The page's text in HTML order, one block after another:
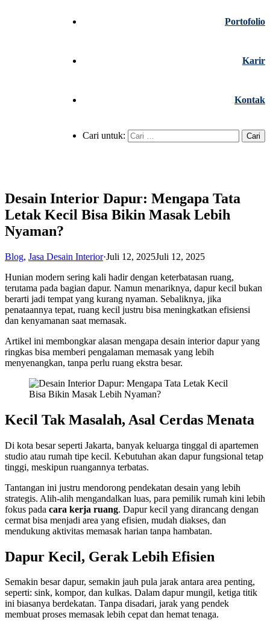
Portofolio
Karir
Kontak
Cari untuk:
Desain Interior Dapur: Mengapa Tata
Letak Kecil Bisa Bikin Masak Lebih
Nyaman?
Blog, Jasa Desain Interior·Juli 12, 2025Juli 12, 2025
Hunian modern sering kali hadir dengan keterbatasan ruang,
terutama pada bagian dapur. Namun menariknya, dapur kecil bukan
berarti jadi tempat yang kurang nyaman. Sebaliknya, jika
penataannya tepat, ruang kecil justru bisa meningkatkan efisiensi
dan kenyamanan saat memasak.
Artikel ini membongkar alasan mengapa desain interior dapur yang
ringkas bisa memberi pengalaman memasak yang lebih
menyenangkan, tanpa perlu ruang ekstra besar.
Kecil Tak Masalah, Asal Cerdas Menata
Di kota besar seperti Jakarta, banyak keluarga tinggal di apartemen
studio atau rumah tipe kecil. Kebutuhan akan dapur fungsional tetap
tinggi, meskipun ruangannya terbatas.
Tantangan ini justru mendorong pendekatan desain yang lebih
strategis. Alih-alih mengandalkan luas, para pemilik rumah kini lebih
fokus pada cara kerja ruang. Dapur kecil yang dirancang dengan
cermat bisa menjadi area yang efisien, mudah diakses, dan
mendukung aktivitas memasak harian tanpa hambatan.
Dapur Kecil, Gerak Lebih Efisien
Semakin besar dapur, semakin jauh pula jarak antara area penting,
seperti: sink, kompor, dan kulkas. Dalam dapur mungil, ketiga titik
ini biasanya berdekatan. Tanpa disadari, jarak yang pendek
membuat proses memasak lebih cepat dan hemat tenaga.